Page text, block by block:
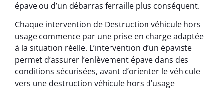
épave ou d’un débarras ferraille plus conséquent.
Chaque intervention de Destruction véhicule hors
usage commence par une prise en charge adaptée
à la situation réelle. L’intervention d’un épaviste
permet d’assurer l’enlèvement épave dans des
conditions sécurisées, avant d’orienter le véhicule
vers une destruction véhicule hors d’usage